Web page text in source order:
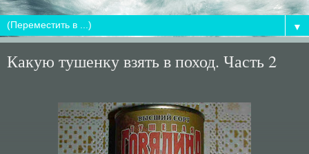
▼
Какую тушенку взять в поход. Часть 2